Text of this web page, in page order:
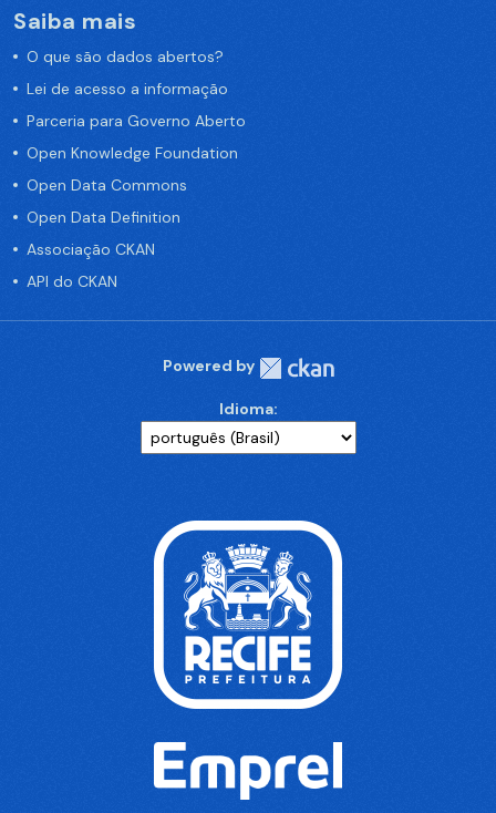
Saiba mais
O que são dados abertos?
Lei de acesso a informação
Parceria para Governo Aberto
Open Knowledge Foundation
Open Data Commons
Open Data Definition
Associação CKAN
API do CKAN
Powered by
Idioma